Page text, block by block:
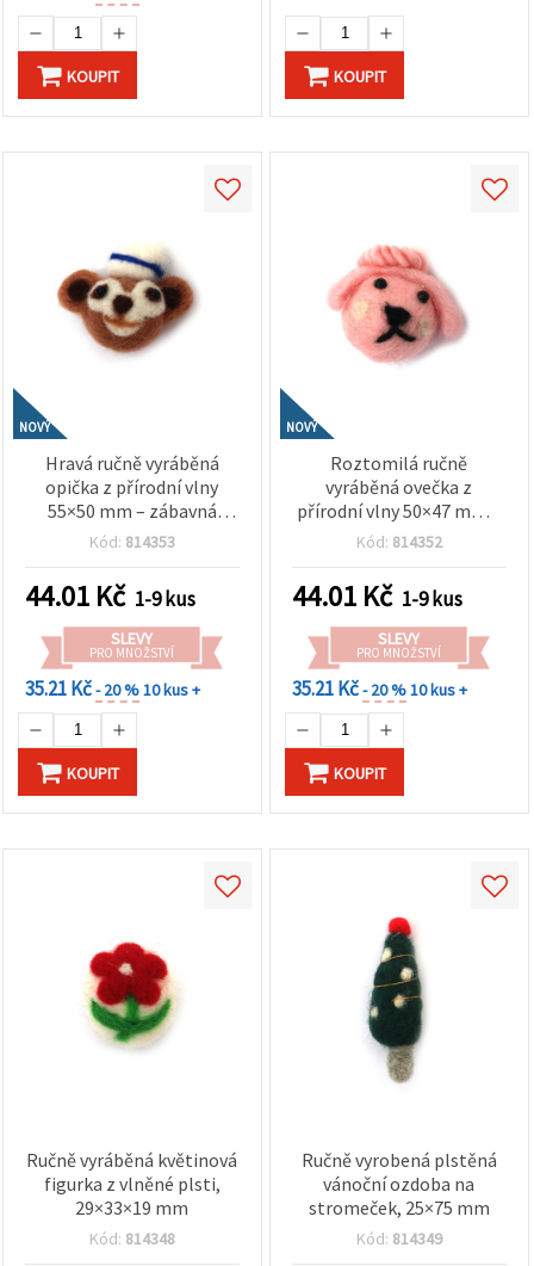
KOUPIT KOUPIT
NOVÝ
Hravá ručně vyráběná
opička z přírodní vlny
55×50 mm – zábavná
plstěná figurka pro děti,
dekorace
Kód: 814353
44.01 Kč 1-9 kus
SLEVY
PRO MNOŽSTVÍ
35.21 Kč- 20 %10 kus +
KOUPIT
NOVÝ
Roztomilá ručně
vyráběná ovečka z
přírodní vlny 50×47 mm –
jemně růžová figurka na
kreativní tvoření
Kód: 814352
44.01 Kč 1-9 kus
SLEVY
PRO MNOŽSTVÍ
35.21 Kč- 20 %10 kus +
KOUPIT
Ručně vyráběná květinová
figurka z vlněné plsti,
29×33×19 mm
Kód: 814348
Ručně vyrobená plstěná
vánoční ozdoba na
stromeček, 25×75 mm
Kód: 814349